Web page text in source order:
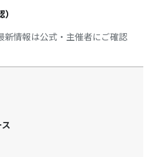
新情報は公式・主催者にご確認